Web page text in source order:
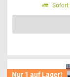
für eine
Reinigung. Je
Sofort
Nur 1 auf Lager!